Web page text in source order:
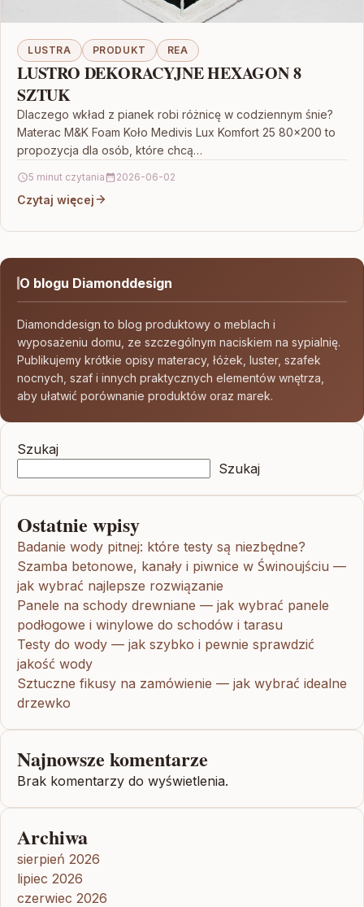
LUSTRA PRODUKT REA
LUSTRO DEKORACYJNE HEXAGON 8
SZTUK
Dlaczego wkład z pianek robi różnicę w codziennym śnie?
Materac M&K Foam Koło Medivis Lux Komfort 25 80×200 to
propozycja dla osób, które chcą…
5 minut czytania 2026-06-02
Czytaj więcej
O blogu Diamonddesign
Diamonddesign to blog produktowy o meblach i
wyposażeniu domu, ze szczególnym naciskiem na sypialnię.
Publikujemy krótkie opisy materacy, łóżek, luster, szafek
nocnych, szaf i innych praktycznych elementów wnętrza,
aby ułatwić porównanie produktów oraz marek.
Szukaj
Szukaj
Ostatnie wpisy
Badanie wody pitnej: które testy są niezbędne?
Szamba betonowe, kanały i piwnice w Świnoujściu —
jak wybrać najlepsze rozwiązanie
Panele na schody drewniane — jak wybrać panele
podłogowe i winylowe do schodów i tarasu
Testy do wody — jak szybko i pewnie sprawdzić
jakość wody
Sztuczne fikusy na zamówienie — jak wybrać idealne
drzewko
Najnowsze komentarze
Brak komentarzy do wyświetlenia.
Archiwa
sierpień 2026
lipiec 2026
czerwiec 2026